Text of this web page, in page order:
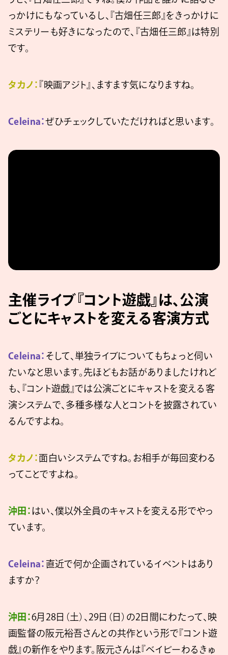
っかけにもなっているし、『古畑任三郎』をきっかけに
ミステリーも好きになったので、『古畑任三郎』は特別
です。
タカノ： 『映画アジト』、ますます気になりますね。
Celeina：ぜひチェックしていただければと思います。
https://www.youtube.com/watch?
主催ライブ『コント遊戯』は、公演
ごとにキャストを変える客演方式
Celeina： そして、単独ライブについてもちょっと伺い
たいなと思います。先ほどもお話がありましたけれど
も、『コント遊戯』では公演ごとにキャストを変える客
演システムで、多種多様な人とコントを披露されてい
るんですよね。
タカノ： 面白いシステムですね。お相手が毎回変わる
ってことですよね。
沖田： はい、僕以外全員のキャストを変える形でやっ
ています。
Celeina： 直近で何か企画されているイベントはあり
ますか？
沖田：6月28日（土）、29日（日）の2日間にわたって、映
画監督の阪元裕吾さんとの共作という形で『コント遊
戯』の新作をやります。阪元さんは『ベイビーわるきゅ